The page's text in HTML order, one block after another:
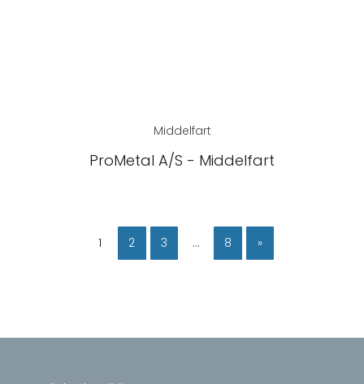
Middelfart
ProMetal A/S - Middelfart
1 2 3 … 8 »